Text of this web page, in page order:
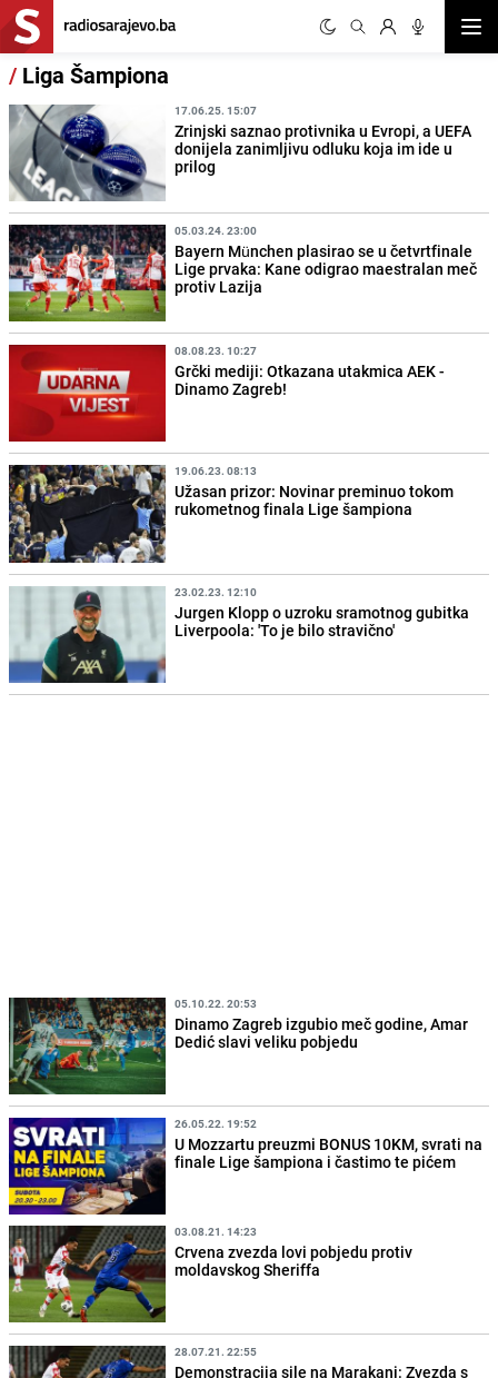
/ Liga Šampiona
17.06.25. 15:07
Zrinjski saznao protivnika u Evropi, a UEFA
donijela zanimljivu odluku koja im ide u
prilog
05.03.24. 23:00
Bayern München plasirao se u četvrtfinale
Lige prvaka: Kane odigrao maestralan meč
protiv Lazija
08.08.23. 10:27
Grčki mediji: Otkazana utakmica AEK -
Dinamo Zagreb!
19.06.23. 08:13
Užasan prizor: Novinar preminuo tokom
rukometnog finala Lige šampiona
23.02.23. 12:10
Jurgen Klopp o uzroku sramotnog gubitka
Liverpoola: 'To je bilo stravično'
05.10.22. 20:53
Dinamo Zagreb izgubio meč godine, Amar
Dedić slavi veliku pobjedu
26.05.22. 19:52
U Mozzartu preuzmi BONUS 10KM, svrati na
finale Lige šampiona i častimo te pićem
03.08.21. 14:23
Crvena zvezda lovi pobjedu protiv
moldavskog Sheriffa
28.07.21. 22:55
Demonstracija sile na Marakani: Zvezda s